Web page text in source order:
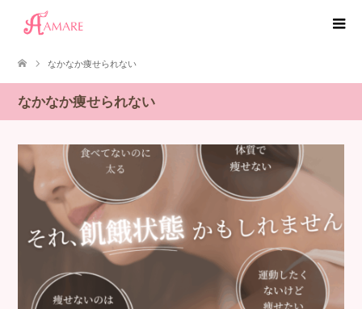
なかなか痩せられない
なかなか痩せられない